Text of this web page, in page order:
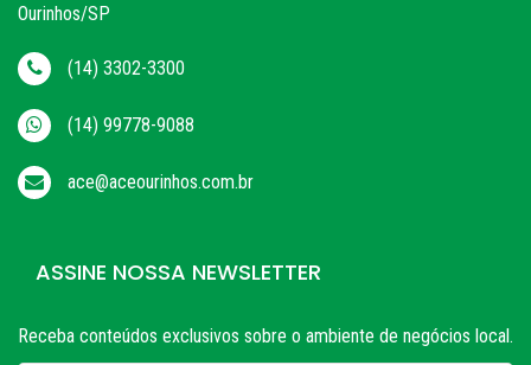
Ourinhos/SP
(14) 3302-3300
(14) 99778-9088
ace@aceourinhos.com.br
ASSINE NOSSA NEWSLETTER
Receba conteúdos exclusivos sobre o ambiente de negócios local.